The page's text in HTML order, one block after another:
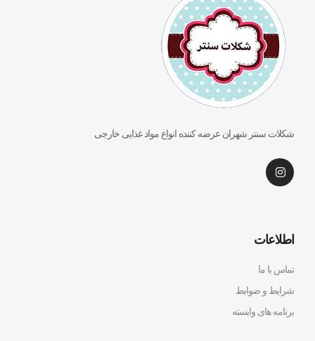
شکلات سنتر شهران عرضه کننده انواع مواد غذایی خارجی
اطلاعات
تماس با ما
شرایط و ضوابط
برنامه های وابسته